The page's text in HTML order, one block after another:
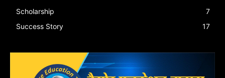
Scholarship
7
Success Story
17